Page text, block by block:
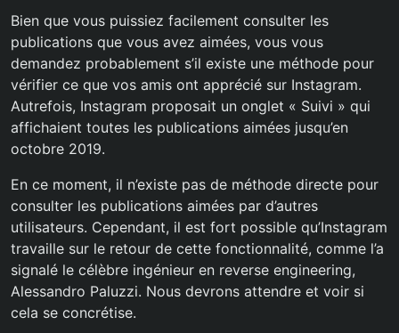
Bien que vous puissiez facilement consulter les
publications que vous avez aimées, vous vous
demandez probablement s’il existe une méthode pour
vérifier ce que vos amis ont apprécié sur Instagram.
Autrefois, Instagram proposait un onglet « Suivi » qui
affichaient toutes les publications aimées jusqu’en
octobre 2019.
En ce moment, il n’existe pas de méthode directe pour
consulter les publications aimées par d’autres
utilisateurs. Cependant, il est fort possible qu’Instagram
travaille sur le retour de cette fonctionnalité, comme l’a
signalé le célèbre ingénieur en reverse engineering,
Alessandro Paluzzi. Nous devrons attendre et voir si
cela se concrétise.